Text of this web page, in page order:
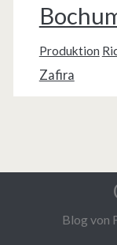
Produktion
Zafira
Blog von